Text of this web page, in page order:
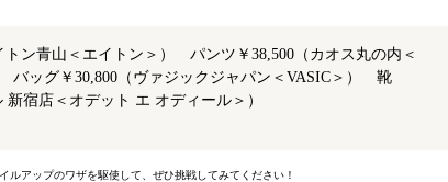
ン青山＜エイトン＞） パンツ￥38,500（カオス丸の内＜
ッグ￥30,800（ヴァジックジャパン＜VASIC＞） 靴
宿店＜オデット エ オディール＞）
ルアップのワザを駆使して、ぜひ挑戦してみてください！